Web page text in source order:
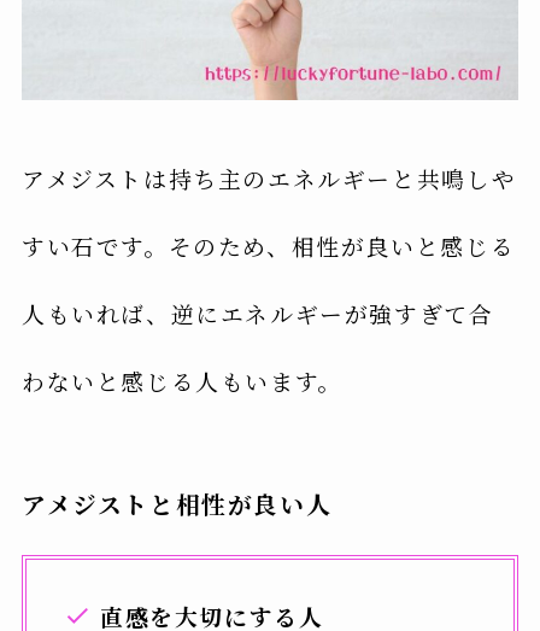
アメジストは持ち主のエネルギーと共鳴しや
すい石です。そのため、相性が良いと感じる
人もいれば、逆にエネルギーが強すぎて合
わないと感じる人もいます。
アメジストと相性が良い人
直感を大切にする人